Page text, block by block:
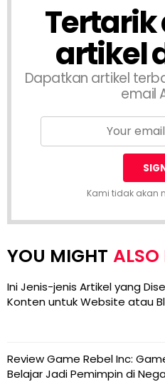
artikel
Dapatkan artikel
email
Kami tidak akan
ALSO
Ini Jenis-jenis Artikel yang
Konten untuk Website atau
Review Game Rebel Inc:
Belajar Jadi Pemimpin di